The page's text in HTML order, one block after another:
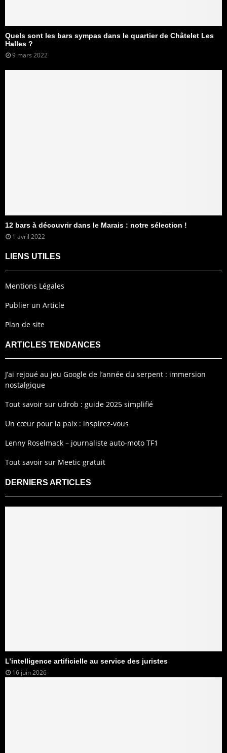
Quels sont les bars sympas dans le quartier de Châtelet Les
Halles ?
9 mars 2022
12 bars à découvrir dans le Marais : notre sélection !
1 avril 2022
LIENS UTILES
Mentions Légales
Publier un Article
Plan de site
ARTICLES TENDANCES
J’ai rejoué au jeu Google de l’année du serpent : immersion
nostalgique
Tout savoir sur udrob : guide 2025 simplifié
Un cœur pour la paix : inspirez-vous
Lenny Roselmack – journaliste auto-moto TF1
Tout savoir sur Meetic gratuit
DERNIERS ARTICLES
L’intelligence artificielle au service des juristes
16 juin 2026